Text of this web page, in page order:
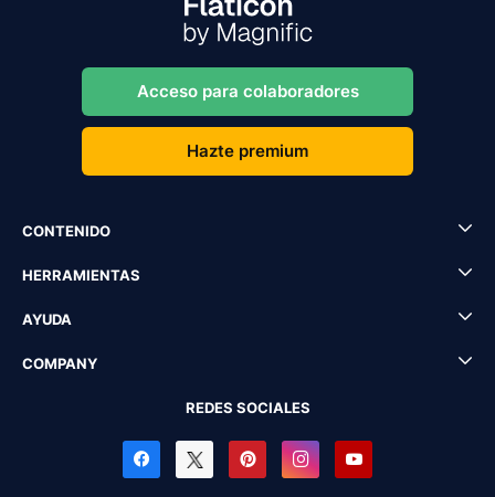
Acceso para colaboradores
Hazte premium
CONTENIDO
HERRAMIENTAS
AYUDA
COMPANY
REDES SOCIALES